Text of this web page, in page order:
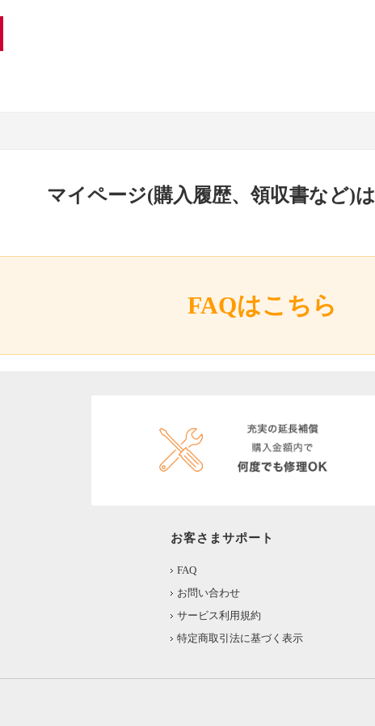
マイページ(購入履歴、領収書など)は
FAQはこちら
お客さまサポート
FAQ
お問い合わせ
サービス利用規約
特定商取引法に基づく表示